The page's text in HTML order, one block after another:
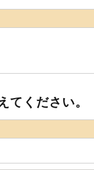
てください。